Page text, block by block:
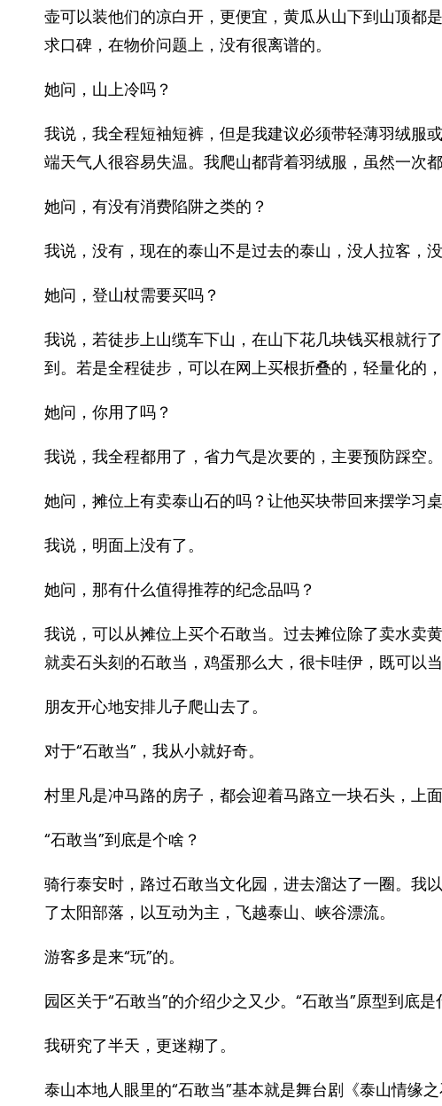
壶可以装他们的凉白开，更便宜，黄瓜从山下到山顶都
求口碑，在物价问题上，没有很离谱的。
她问，山上冷吗？
我说，我全程短袖短裤，但是我建议必须带轻薄羽绒服
端天气人很容易失温。我爬山都背着羽绒服，虽然一次
她问，有没有消费陷阱之类的？
我说，没有，现在的泰山不是过去的泰山，没人拉客，
她问，登山杖需要买吗？
我说，若徒步上山缆车下山，在山下花几块钱买根就行
到。若是全程徒步，可以在网上买根折叠的，轻量化的
她问，你用了吗？
我说，我全程都用了，省力气是次要的，主要预防踩空。
她问，摊位上有卖泰山石的吗？让他买块带回来摆学习桌
我说，明面上没有了。
她问，那有什么值得推荐的纪念品吗？
我说，可以从摊位上买个石敢当。过去摊位除了卖水卖
就卖石头刻的石敢当，鸡蛋那么大，很卡哇伊，既可以
朋友开心地安排儿子爬山去了。
对于“石敢当”，我从小就好奇。
村里凡是冲马路的房子，都会迎着马路立一块石头，上
“石敢当”到底是个啥？
骑行泰安时，路过石敢当文化园，进去溜达了一圈。我
了太阳部落，以互动为主，飞越泰山、峡谷漂流。
游客多是来“玩”的。
园区关于“石敢当”的介绍少之又少。“石敢当”原型到底
我研究了半天，更迷糊了。
泰山本地人眼里的“石敢当”基本就是舞台剧《泰山情缘